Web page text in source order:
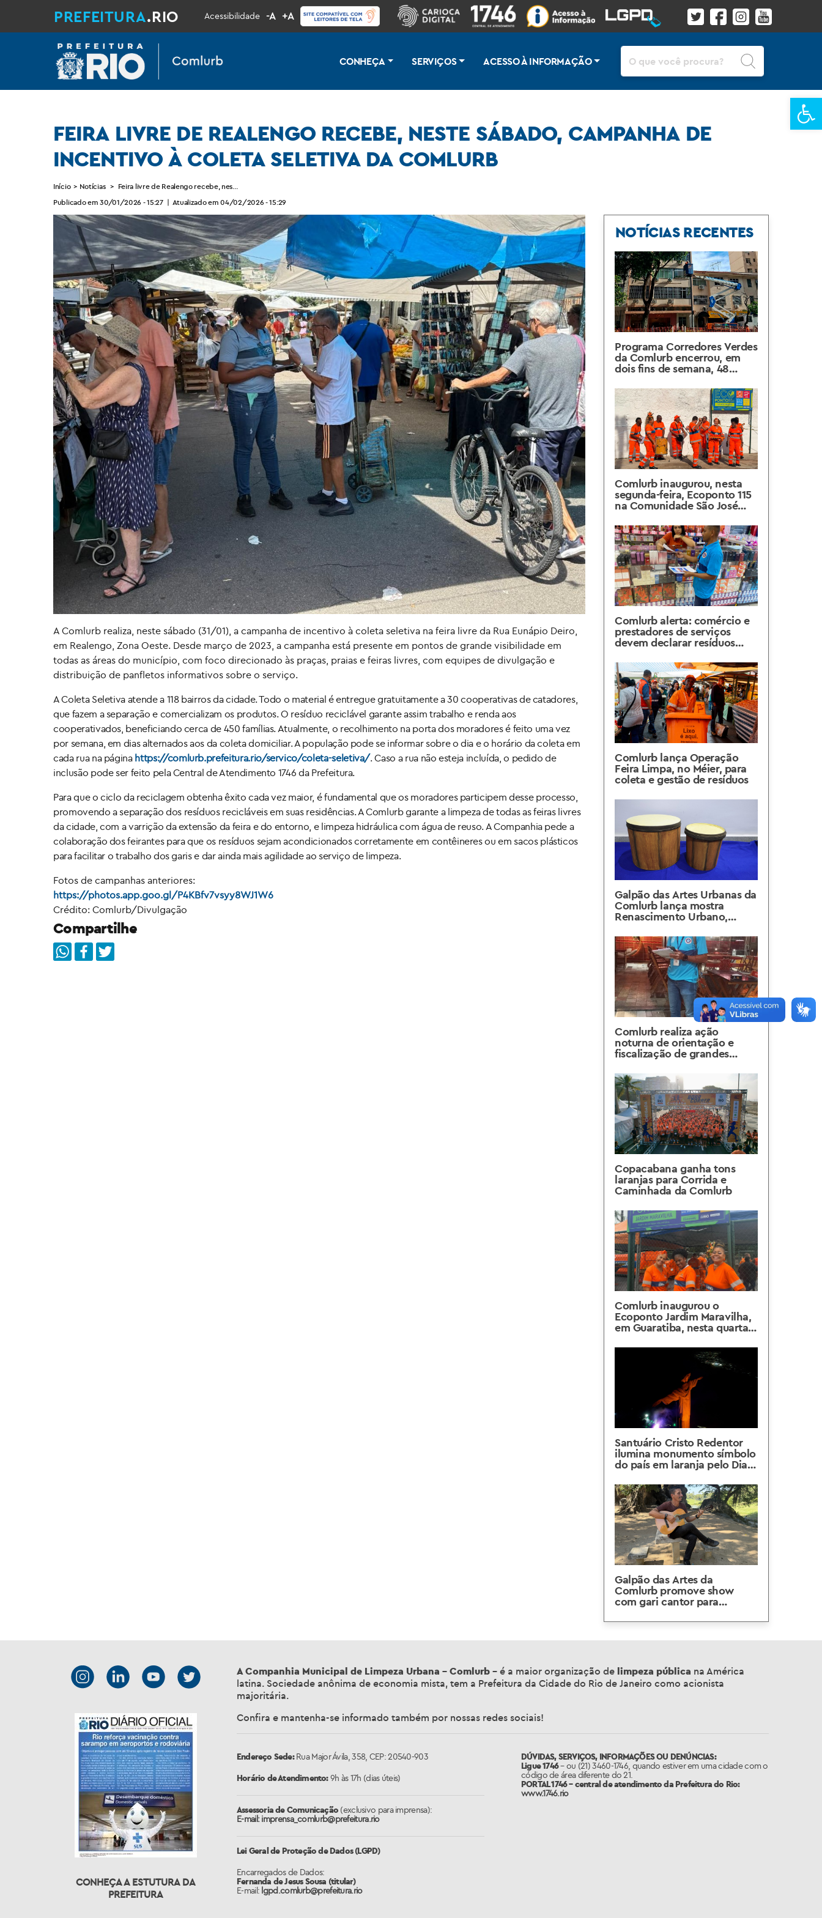
PREFEITURA.RIO Acessibilidade -A +A
CONHEÇA SERVIÇOS ACESSO À INFORMAÇÃO
FEIRA LIVRE DE REALENGO RECEBE, NESTE SÁBADO, CAMPANHA DE
INCENTIVO À COLETA SELETIVA DA COMLURB
Início > Notícias > Feira livre de Realengo recebe, neste sábado, campanha de incentivo à coleta seletiva da Comlurb
Publicado em 30/01/2026 - 15:27 | Atualizado em 04/02/2026 - 15:29
A Comlurb realiza, neste sábado (31/01), a campanha de incentivo à coleta seletiva na feira livre da Rua Eunápio Deiro,
em Realengo, Zona Oeste. Desde março de 2023, a campanha está presente em pontos de grande visibilidade em
todas as áreas do município, com foco direcionado às praças, praias e feiras livres, com equipes de divulgação e
distribuição de panfletos informativos sobre o serviço.
A Coleta Seletiva atende a 118 bairros da cidade. Todo o material é entregue gratuitamente a 30 cooperativas de catadores,
que fazem a separação e comercializam os produtos. O resíduo reciclável garante assim trabalho e renda aos
cooperativados, beneficiando cerca de 450 famílias. Atualmente, o recolhimento na porta dos moradores é feito uma vez
por semana, em dias alternados aos da coleta domiciliar. A população pode se informar sobre o dia e o horário da coleta em
cada rua na página https://comlurb.prefeitura.rio/servico/coleta-seletiva/. Caso a rua não esteja incluída, o pedido de
inclusão pode ser feito pela Central de Atendimento 1746 da Prefeitura.
Para que o ciclo da reciclagem obtenha êxito cada vez maior, é fundamental que os moradores participem desse processo,
promovendo a separação dos resíduos recicláveis em suas residências. A Comlurb garante a limpeza de todas as feiras livres
da cidade, com a varrição da extensão da feira e do entorno, e limpeza hidráulica com água de reuso. A Companhia pede a
colaboração dos feirantes para que os resíduos sejam acondicionados corretamente em contêineres ou em sacos plásticos
para facilitar o trabalho dos garis e dar ainda mais agilidade ao serviço de limpeza.
Fotos de campanhas anteriores:
https://photos.app.goo.gl/P4KBfv7vsyy8WJ1W6
Crédito: Comlurb/Divulgação
Compartilhe
NOTÍCIAS RECENTES
Programa Corredores Verdes
da Comlurb encerrou, em
dois fins de semana, 48
árvores realizados via Canal
1746
Comlurb inaugurou, nesta
segunda-feira, Ecoponto 115
na Comunidade São José
Comlurb alerta: comércio e
prestadores de serviços
devem declarar resíduos
Comlurb lança Operação
Feira Limpa, no Méier, para
coleta e gestão de resíduos
Galpão das Artes Urbanas da
Comlurb lança mostra
Renascimento Urbano,
natureza
Comlurb realiza ação
noturna de orientação e
fiscalização de grandes
Copacabana ganha tons
laranjas para Corrida e
Caminhada da Comlurb
Comlurb inaugurou o
Ecoponto Jardim Maravilha,
em Guaratiba, nesta quarta-
na cidade
Santuário Cristo Redentor
ilumina monumento símbolo
do país em laranja pelo Dia
Galpão das Artes da
Comlurb promove show
com gari cantor para
CONHEÇA A ESTUTURA DA
PREFEITURA
A Companhia Municipal de Limpeza Urbana – Comlurb – é a maior organização de limpeza pública na América
latina. Sociedade anônima de economia mista, tem a Prefeitura da Cidade do Rio de Janeiro como acionista
majoritária.
Confira e mantenha-se informado também por nossas redes sociais!
Endereço Sede:Rua Major Ávila, 358, CEP: 20540-903
Horário de Atendimento:9h às 17h (dias úteis)
Assessoria de Comunicação (exclusivo para imprensa):
E-mail: imprensa_comlurb@prefeitura.rio
Lei Geral de Proteção de Dados (LGPD)
Encarregados de Dados:
Fernanda de Jesus Sousa (titular)
E-mail: lgpd.comlurb@prefeitura.rio
DÚVIDAS, SERVIÇOS, INFORMAÇÕES OU DENÚNCIAS:
Ligue 1746– ou (21) 3460-1746, quando estiver em uma cidade com o
código de área diferente do 21.
PORTAL 1746 – central de atendimento da Prefeitura do Rio:
www.1746.rio